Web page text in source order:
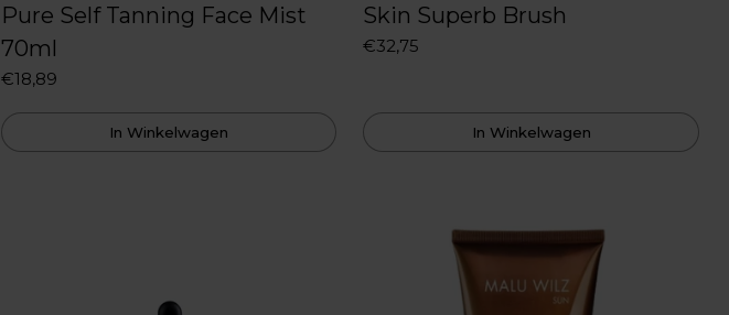
Pure Self Tanning Face Mist
70ml
€18,89
In Winkelwagen
Skin Superb Brush
€32,75
In Winkelwagen